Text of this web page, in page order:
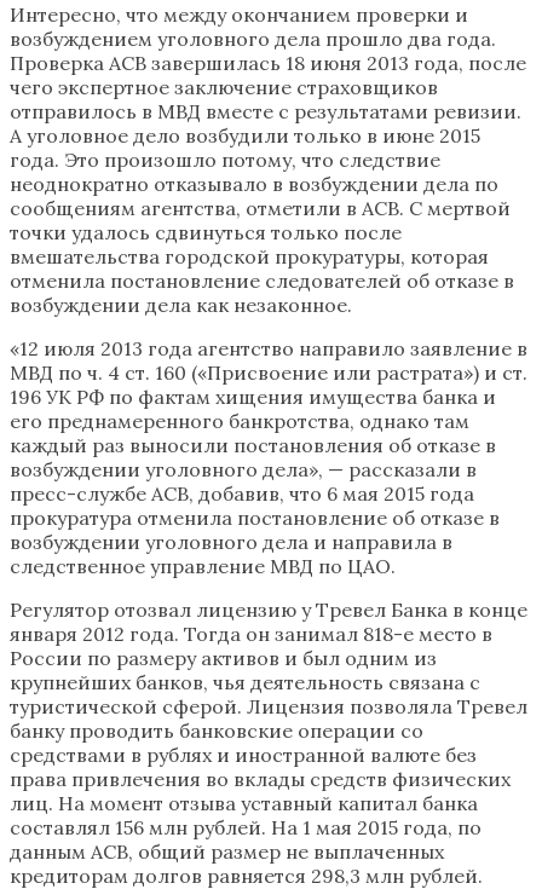
Интересно, что между окончанием проверки и
возбуждением уголовного дела прошло два года.
Проверка АСВ завершилась 18 июня 2013 года, после
чего экспертное заключение страховщиков
отправилось в МВД вместе с результатами ревизии.
А уголовное дело возбудили только в июне 2015
года. Это произошло потому, что следствие
неоднократно отказывало в возбуждении дела по
сообщениям агентства, отметили в АСВ. С мертвой
точки удалось сдвинуться только после
вмешательства городской прокуратуры, которая
отменила постановление следователей об отказе в
возбуждении дела как незаконное.
«12 июля 2013 года агентство направило заявление в
МВД по ч. 4 ст. 160 («Присвоение или растрата») и ст.
196 УК РФ по фактам хищения имущества банка и
его преднамеренного банкротства, однако там
каждый раз выносили постановления об отказе в
возбуждении уголовного дела», — рассказали в
пресс-службе АСВ, добавив, что 6 мая 2015 года
прокуратура отменила постановление об отказе в
возбуждении уголовного дела и направила в
следственное управление МВД по ЦАО.
Регулятор отозвал лицензию у Тревел Банка в конце
января 2012 года. Тогда он занимал 818-е место в
России по размеру активов и был одним из
крупнейших банков, чья деятельность связана с
туристической сферой. Лицензия позволяла Тревел
банку проводить банковские операции со
средствами в рублях и иностранной валюте без
права привлечения во вклады средств физических
лиц. На момент отзыва уставный капитал банка
составлял 156 млн рублей. На 1 мая 2015 года, по
данным АСВ, общий размер не выплаченных
кредиторам долгов равняется 298,3 млн рублей.